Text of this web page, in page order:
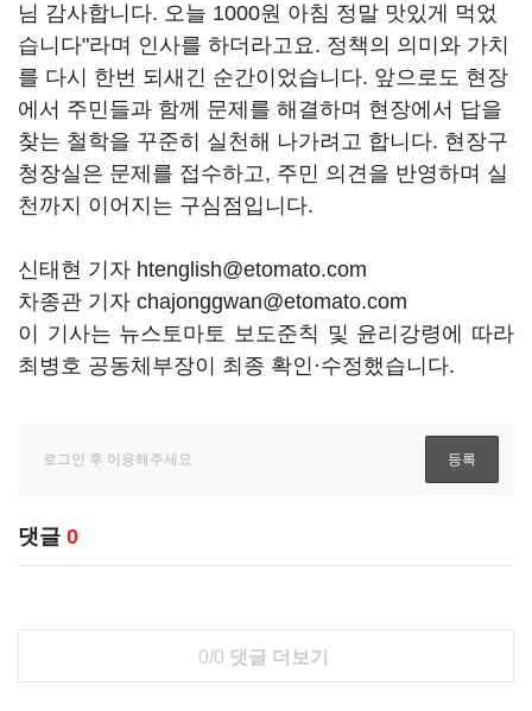
님 감사합니다. 오늘 1000원 아침 정말 맛있게 먹었
습니다"라며 인사를 하더라고요. 정책의 의미와 가치
를 다시 한번 되새긴 순간이었습니다. 앞으로도 현장
에서 주민들과 함께 문제를 해결하며 현장에서 답을
찾는 철학을 꾸준히 실천해 나가려고 합니다. 현장구
청장실은 문제를 접수하고, 주민 의견을 반영하며 실
천까지 이어지는 구심점입니다.
신태현 기자 htenglish@etomato.com
차종관 기자 chajonggwan@etomato.com
이 기사는 뉴스토마토 보도준칙 및 윤리강령에 따라
최병호 공동체부장이 최종 확인·수정했습니다.
댓글 0
0/0 댓글 더보기